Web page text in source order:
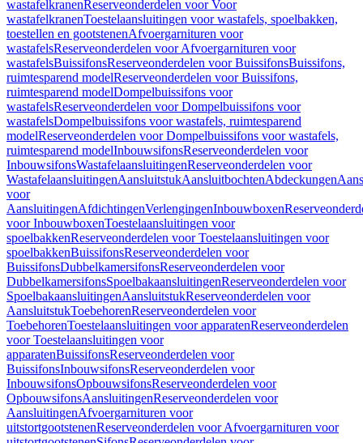
wastafelkranenReserveonderdelen voor Voor
wastafelkranenToestelaansluitingen voor wastafels, spoelbakken,
toestellen en gootstenenAfvoergarnituren voor
wastafelsReserveonderdelen voor Afvoergarnituren voor
wastafelsBuissifonsReserveonderdelen voor BuissifonsBuissifons,
ruimtesparend modelReserveonderdelen voor Buissifons,
ruimtesparend modelDompelbuissifons voor
wastafelsReserveonderdelen voor Dompelbuissifons voor
wastafelsDompelbuissifons voor wastafels, ruimtesparend
modelReserveonderdelen voor Dompelbuissifons voor wastafels,
ruimtesparend modelInbouwsifonsReserveonderdelen voor
InbouwsifonsWastafelaansluitingenReserveonderdelen voor
WastafelaansluitingenAansluitstukAansluitbochtenAbdeckungen
voor
AansluitingenAfdichtingenVerlengingenInbouwboxen
voor InbouwboxenToestelaansluitingen voor
spoelbakkenReserveonderdelen voor Toestelaansluitingen voor
spoelbakkenBuissifonsReserveonderdelen voor
BuissifonsDubbelkamersifonsReserveonderdelen voor
DubbelkamersifonsSpoelbakaansluitingenReserveonderdelen voor
SpoelbakaansluitingenAansluitstukReserveonderdelen voor
AansluitstukToebehorenReserveonderdelen voor
ToebehorenToestelaansluitingen voor apparatenReserveonderdelen
voor Toestelaansluitingen voor
apparatenBuissifonsReserveonderdelen voor
BuissifonsInbouwsifonsReserveonderdelen voor
InbouwsifonsOpbouwsifonsReserveonderdelen voor
OpbouwsifonsAansluitingenReserveonderdelen voor
AansluitingenAfvoergarnituren voor
uitstortgootstenenReserveonderdelen voor Afvoergarnituren voor